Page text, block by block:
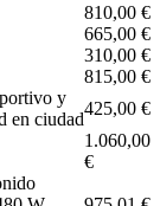
810,00 €
665,00 €
310,00 €
815,00 €
y
en ciudad
425,00 €
1.060,00
€